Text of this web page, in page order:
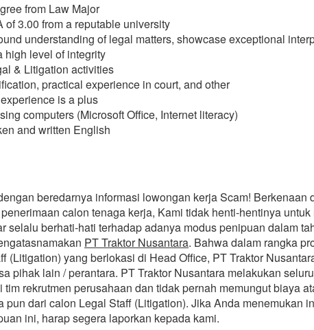
from Law Major
of 3.00 from a reputable university
understanding of legal matters, showcase exceptional
high level of integrity
& Litigation activities
practical experience in court, and other
is a plus
computers (Microsoft Office, Internet literacy)
and written English
beredarnya informasi lowongan kerja Scam! Berkenaan
calon tenaga kerja, Kami tidak henti-hentinya
selalu berhati-hati terhadap adanya modus penipuan dalam
PT Traktor Nusantara. Bahwa dalam rangka
(Litigation) yang berlokasi di Head Office, PT Traktor
pihak lain / perantara. PT Traktor Nusantara melakukan
tim rekrutmen perusahaan dan tidak pernah memungut biaya
pun dari calon Legal Staff (Litigation). Jika Anda menemukan
ini, harap segera laporkan kepada kami.